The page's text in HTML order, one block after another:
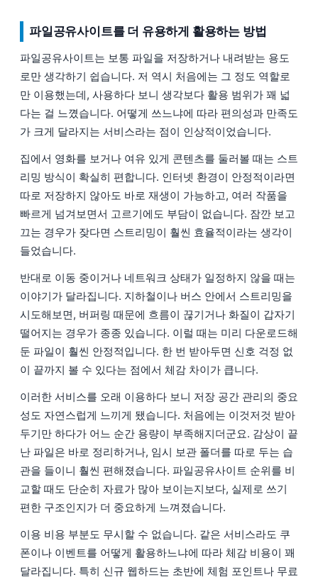
파일공유사이트를 더 유용하게 활용하는 방법
파일공유사이트는 보통 파일을 저장하거나 내려받는 용도
로만 생각하기 쉽습니다. 저 역시 처음에는 그 정도 역할로
만 이용했는데, 사용하다 보니 생각보다 활용 범위가 꽤 넓
다는 걸 느꼈습니다. 어떻게 쓰느냐에 따라 편의성과 만족도
가 크게 달라지는 서비스라는 점이 인상적이었습니다.
집에서 영화를 보거나 여유 있게 콘텐츠를 둘러볼 때는 스트
리밍 방식이 확실히 편합니다. 인터넷 환경이 안정적이라면
따로 저장하지 않아도 바로 재생이 가능하고, 여러 작품을
빠르게 넘겨보면서 고르기에도 부담이 없습니다. 잠깐 보고
끄는 경우가 잦다면 스트리밍이 훨씬 효율적이라는 생각이
들었습니다.
반대로 이동 중이거나 네트워크 상태가 일정하지 않을 때는
이야기가 달라집니다. 지하철이나 버스 안에서 스트리밍을
시도해보면, 버퍼링 때문에 흐름이 끊기거나 화질이 갑자기
떨어지는 경우가 종종 있습니다. 이럴 때는 미리 다운로드해
둔 파일이 훨씬 안정적입니다. 한 번 받아두면 신호 걱정 없
이 끝까지 볼 수 있다는 점에서 체감 차이가 큽니다.
이러한 서비스를 오래 이용하다 보니 저장 공간 관리의 중요
성도 자연스럽게 느끼게 됐습니다. 처음에는 이것저것 받아
두기만 하다가 어느 순간 용량이 부족해지더군요. 감상이 끝
난 파일은 바로 정리하거나, 임시 보관 폴더를 따로 두는 습
관을 들이니 훨씬 편해졌습니다. 파일공유사이트 순위를 비
교할 때도 단순히 자료가 많아 보이는지보다, 실제로 쓰기
편한 구조인지가 더 중요하게 느껴졌습니다.
이용 비용 부분도 무시할 수 없습니다. 같은 서비스라도 쿠
폰이나 이벤트를 어떻게 활용하느냐에 따라 체감 비용이 꽤
달라집니다. 특히 신규 웹하드는 초반에 체험 포인트나 무료